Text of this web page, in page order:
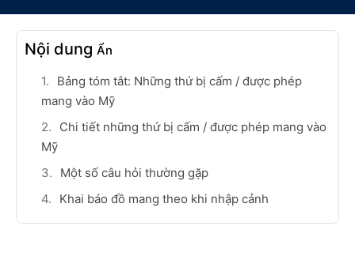
Nội dung Ẩn
Bảng tóm tắt: Những thứ bị cấm / được phép
mang vào Mỹ
Chi tiết những thứ bị cấm / được phép mang vào
Mỹ
Một số câu hỏi thường gặp
Khai báo đồ mang theo khi nhập cảnh